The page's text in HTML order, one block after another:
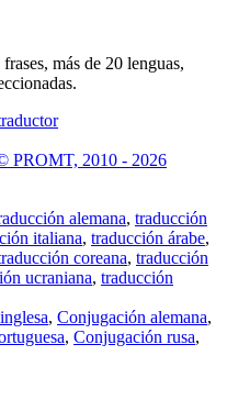
más de 20 lenguas,
PROMT, 2010 - 2026
alemana, traducción
italiana, traducción árabe,
coreana, traducción
ucraniana, traducción
, Conjugación alemana,
, Conjugación rusa,